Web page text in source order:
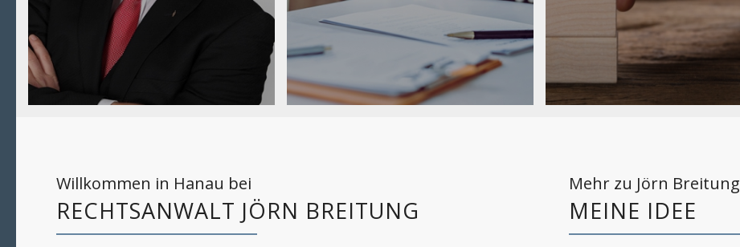
Willkommen in Hanau bei
RECHTSANWALT JÖRN BREITUNG
Mehr zu Jörn Breitung
MEINE IDEE